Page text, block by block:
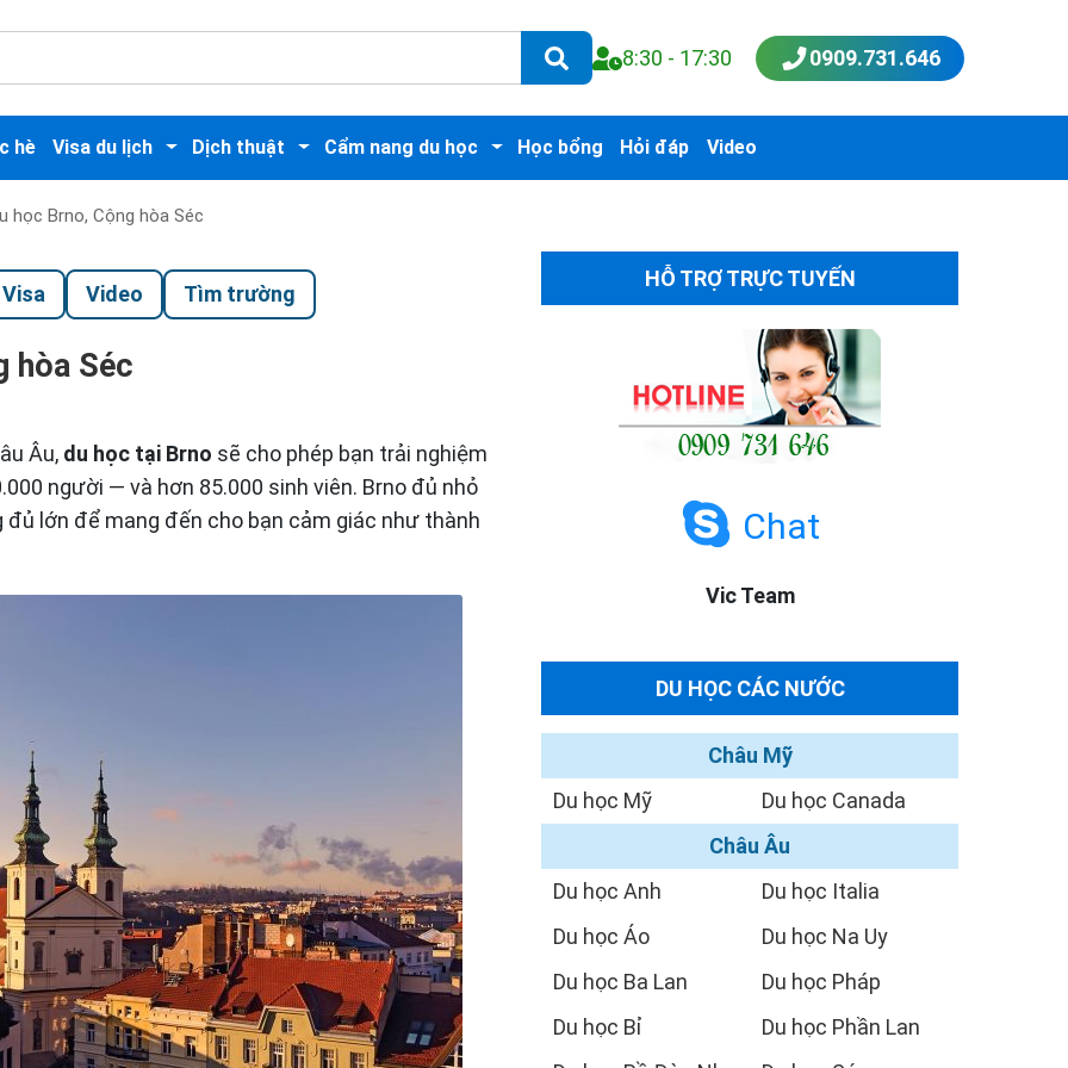
8:30 - 17:30 0909.731.646
hè Visa du lịch Dịch thuật Cẩm nang du học Học bổng Hỏi đáp Video
học Brno, Cộng hòa Séc
Visa Video Tìm trường
hòa Séc
Âu, du học tại Brno sẽ cho phép bạn trải nghiệm
người — và hơn 85.000 sinh viên. Brno đủ nhỏ
lớn để mang đến cho bạn cảm giác như thành
HỖ TRỢ TRỰC TUYẾN
Chat
Vic Team
DU HỌC CÁC NƯỚC
Châu Mỹ
Du học Mỹ
Du học Canada
Châu Âu
Du học Anh
Du học Áo
Du học Ba Lan
Du học Bỉ
Du học Italia
Du học Na Uy
Du học Pháp
Du học Phần Lan